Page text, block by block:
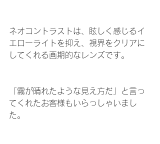
ネオコントラストは、眩しく感じるイ
エローライトを抑え、視界をクリアに
してくれる画期的なレンズです。
「霧が晴れたような見え方だ」と言っ
てくれたお客様もいらっしゃいまし
た。